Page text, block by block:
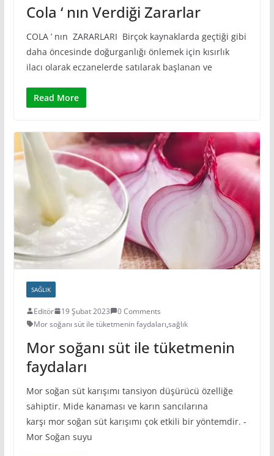
Cola ‘ nın Verdiği Zararlar
COLA ’ nın ZARARLARI Birçok kaynaklarda geçtiği gibi
daha öncesinde doğurganlığı önlemek için kısırlık
ilacı olarak eczanelerde satılarak başlanan ve
Read More
SAĞLIK
Editör 19 Şubat 2023
0 Comments
Mor soğanı süt ile tüketmenin faydaları,sağlık
Mor soğanı süt ile tüketmenin
faydaları
Mor soğan süt karışımı tansiyon düşürücü özelliğe
sahiptir. Mide kanaması ve karın sancılarına
karşı mor soğan süt karışımı çok etkili bir yöntemdir. -
Mor Soğan suyu